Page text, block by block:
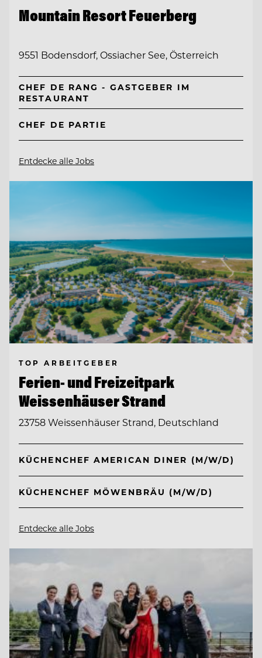
Mountain Resort Feuerberg
9551 Bodensdorf, Ossiacher See, Österreich
CHEF DE RANG - GASTGEBER IM
RESTAURANT
CHEF DE PARTIE
Entdecke alle Jobs
TOP ARBEITGEBER
Ferien- und Freizeitpark
Weissenhäuser Strand
23758 Weissenhäuser Strand, Deutschland
KÜCHENCHEF AMERICAN DINER (M/W/D)
KÜCHENCHEF MÖWENBRÄU (M/W/D)
Entdecke alle Jobs